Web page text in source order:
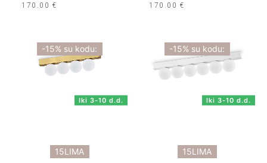
170.00 € 170.00 €
15LIMA
-15% su kodu:
Iki 3-10 d.d.
15LIMA
-15% su kodu:
Iki 3-10 d.d.